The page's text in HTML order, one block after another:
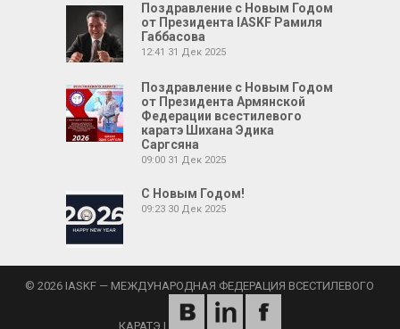
Поздравление с Новым Годом
от Президента IASKF Рамиля
Габбасова
12:41 31 Дек 2025
Поздравление с Новым Годом
от Президента Армянской
Федерации всестилевого
каратэ Шихана Эдика
Саргсяна
09:00 31 Дек 2025
С Новым Годом!
09:23 30 Дек 2025
© 2026 IASKF — МЕЖДУНАРОДНАЯ ФЕДЕРАЦИЯ ВСЕСТИЛЕВОГО
КАРАТЭ |